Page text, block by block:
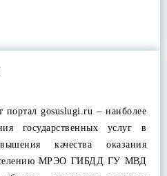
портал gosuslugi.ru – наиболее
государственных услуг в
качества оказания
МРЭО ГИБДД ГУ МВД